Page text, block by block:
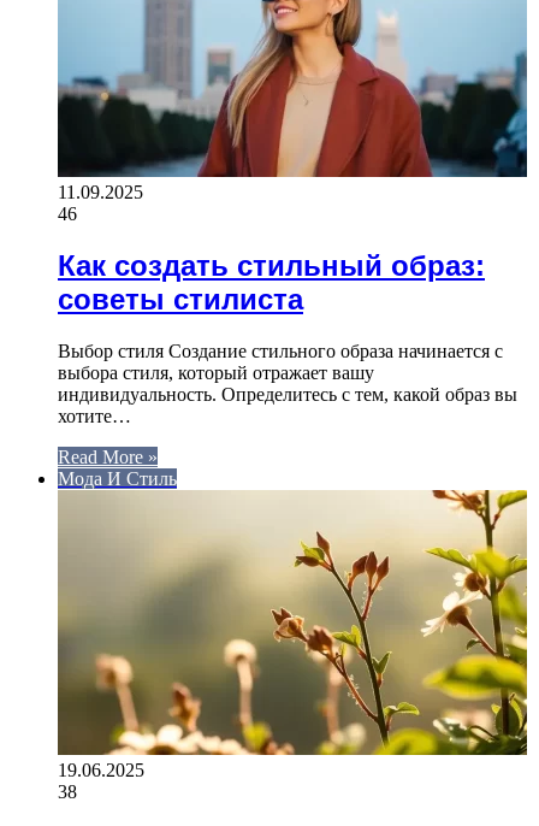
11.09.2025
46
Как создать стильный образ:
советы стилиста
Выбор стиля Создание стильного образа начинается с
выбора стиля, который отражает вашу
индивидуальность. Определитесь с тем, какой образ вы
хотите…
Read More »
Мода И Стиль
19.06.2025
38